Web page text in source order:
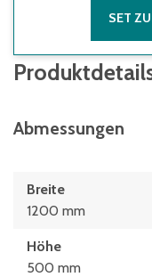
SET
Abmessungen
Breite
1200 mm
Höhe
500 mm